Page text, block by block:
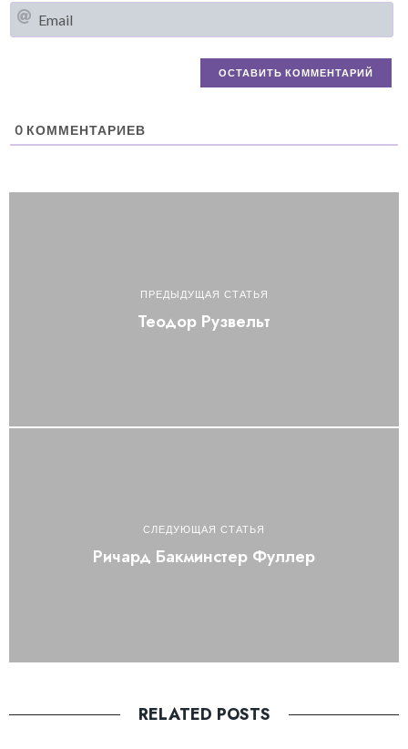
0 КОММЕНТАРИЕВ
ПРЕДЫДУЩАЯ СТАТЬЯ
Теодор Рузвельт
СЛЕДУЮЩАЯ СТАТЬЯ
Ричард Бакминстер Фуллер
RELATED POSTS